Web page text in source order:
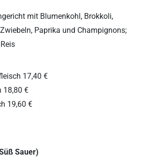
mit Blumenkohl, Brokkoli,
Paprika und Champignons;
17,40 €
18,80 €
19,60 €
Sauer)